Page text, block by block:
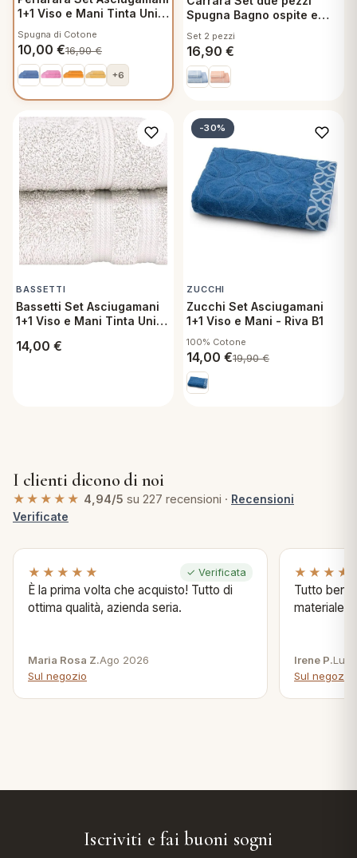
1+1 Viso e Mani Tinta Unita
Spugna di Cotone
10,00 €16,90€
+6
Spugna Bagno ospite e
Cotone Gessato Azzurro
Set 2 pezzi
16,90 €
BASSETTI
Bassetti Set Asciugamani
1+1 Viso e Mani Tinta Unita
14,00 €
-30%
ZUCCHI
Zucchi Set Asciugamani
1+1 Viso e Mani - Riva B1
100% Cotone
14,00 €19,90€
I clienti dicono di noi
★★★★★ 4,94/5 su 227 recensioni · Recensioni
Verificate
★★★★★ ✓ Verificata
È la prima volta che acquisto! Tutto di
ottima qualità, azienda seria.
Maria Rosa Z.Ago 2026
Sul negozio
Tutto bene
materiale .
Irene P.Lug
Sul negozio
Iscriviti e fai buoni sogni